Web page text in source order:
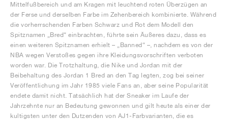
Mittelfußbereich und am Kragen mit leuchtend roten Überzügen an
der Ferse und derselben Farbe im Zehenbereich kombinierte. Während
die vorherrschenden Farben Schwarz und Rot dem Modell den
Spitznamen „Bred“ einbrachten, führte sein Äußeres dazu, dass es
einen weiteren Spitznamen erhielt – „Banned“ –, nachdem es von der
NBA wegen Verstoßes gegen ihre Kleidungsvorschriften verboten
worden war. Die Trotzhaltung, die Nike und Jordan mit der
Beibehaltung des Jordan 1 Bred an den Tag legten, zog bei seiner
Veröffentlichung im Jahr 1985 viele Fans an, aber seine Popularität
endete damit nicht. Tatsächlich hat der Sneaker im Laufe der
Jahrzehnte nur an Bedeutung gewonnen und gilt heute als einer der
kultigsten unter den Dutzenden von AJ1-Farbvarianten, die es